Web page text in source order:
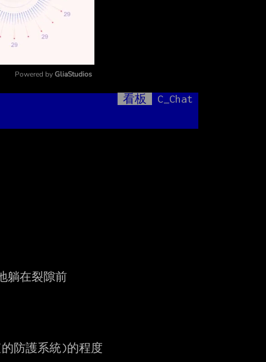
Powered by GliaStudios
看板 C_Chat
躺在裂隙前
防護系統)的程度